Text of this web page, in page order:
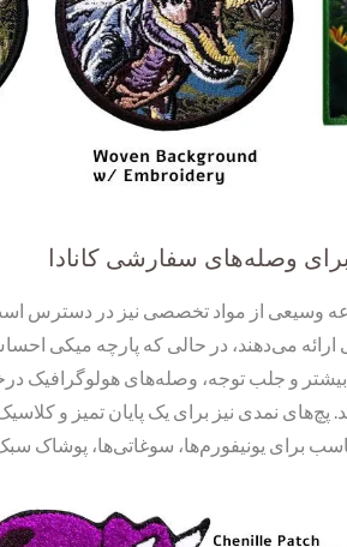
برای وصله‌های سفارشی کانادا
وسیعی از مواد تخصصی نیز در دسترس است
می‌دهند، در حالی که پارچه میکی
بیشتر و جلب توجه، وصله‌های
نمدی نیز برای یک پایان تمیز و
برای یونیفورم‌ها، سوغاتی‌ها، پوشاک سبک